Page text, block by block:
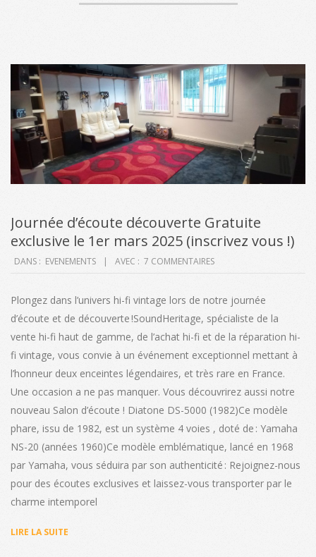
Journée d’écoute découverte Gratuite
exclusive le 1er mars 2025 (inscrivez vous !)
2025-
06
DANS : EVENEMENTS AVEC : 7 COMMENTAIRES
Plongez dans l’univers hi-fi vintage lors de notre journée
d’écoute et de découverte !SoundHeritage, spécialiste de la
vente hi-fi haut de gamme, de l’achat hi-fi et de la réparation hi-
fi vintage, vous convie à un événement exceptionnel mettant à
l’honneur deux enceintes légendaires, et très rare en France.
Une occasion a ne pas manquer. Vous découvrirez aussi notre
nouveau Salon d’écoute ! Diatone DS-5000 (1982)Ce modèle
phare, issu de 1982, est un système 4 voies , doté de : Yamaha
NS-20 (années 1960)Ce modèle emblématique, lancé en 1968
par Yamaha, vous séduira par son authenticité : Rejoignez-nous
pour des écoutes exclusives et laissez-vous transporter par le
charme intemporel
LIRE LA SUITE